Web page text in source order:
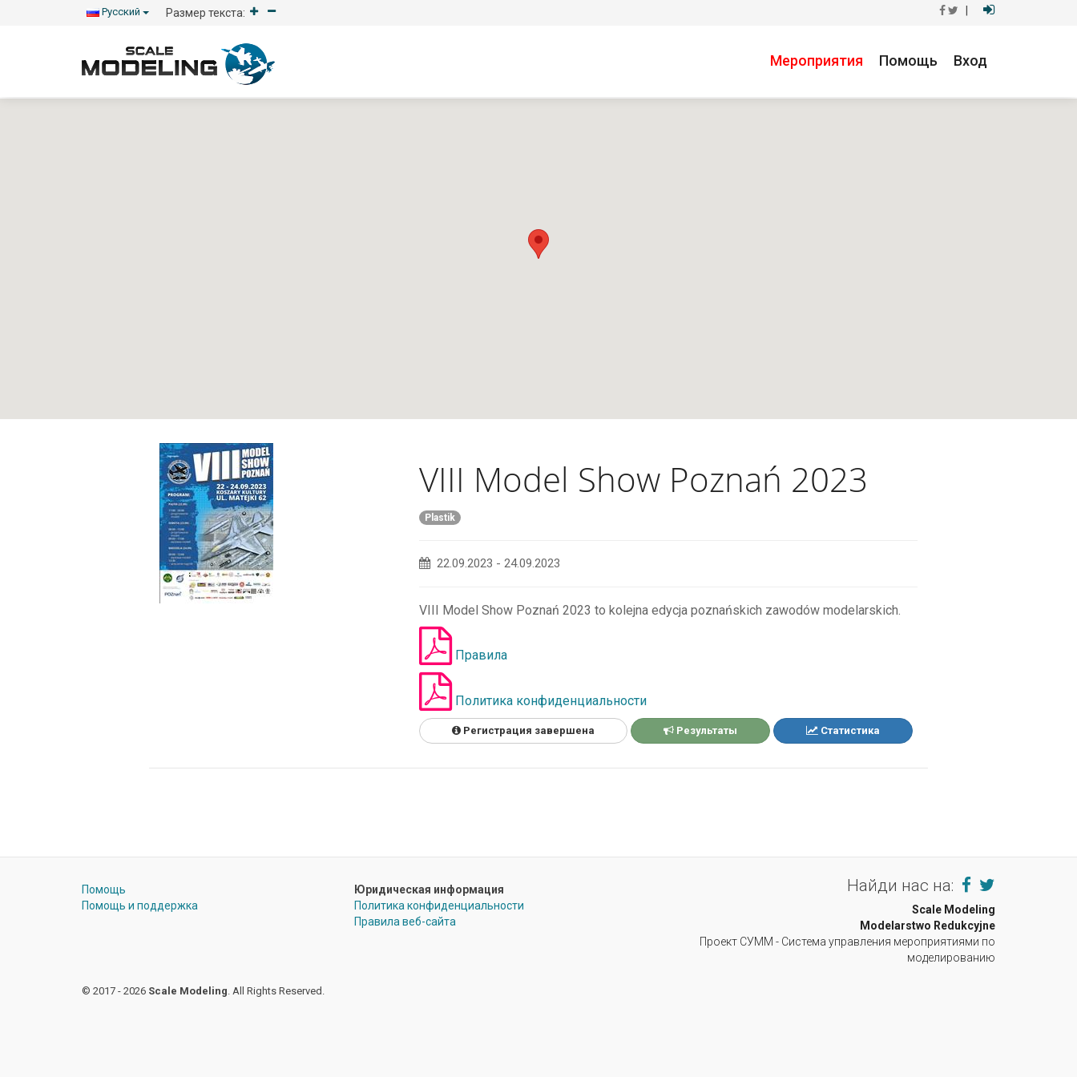
Русский Размер текста:
Мероприятия Помощь Вход
VIII Model Show Poznań 2023
Plastik
22.09.2023 -24.09.2023
VIII Model Show Poznań 2023 to kolejna edycja poznańskich zawodów modelarskich.
Правила
Политика конфиденциальности
Регистрация завершена Результаты Статистика
Помощь
Помощь и поддержка
Юридическая информация
Политика конфиденциальности
Правила веб-сайта
Найди нас на:
Scale Modeling
Modelarstwo Redukcyjne
Проект СУММ - Система управления мероприятиями по
моделированию
© 2017 - 2026 Scale Modeling. All Rights Reserved.